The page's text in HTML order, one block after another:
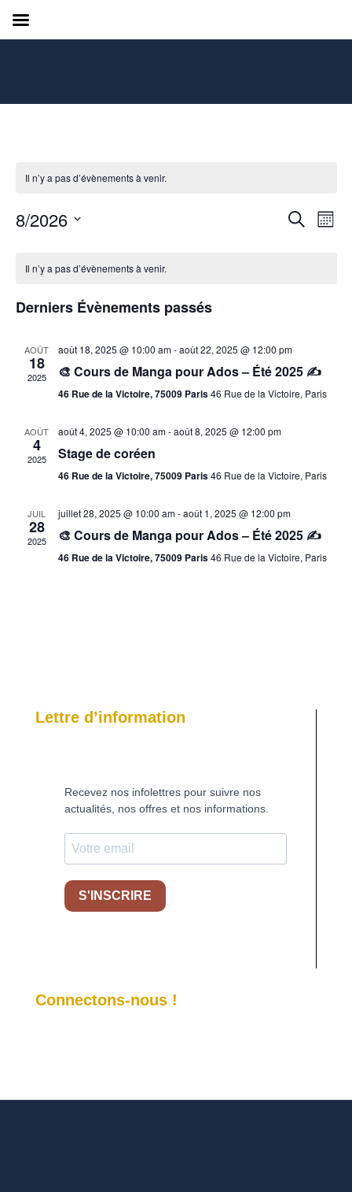
Il n’y a pas d’évènements à venir.
Recherche
de
Mois
8/2026
date.
de
Évènements
Il n’y a pas d’évènements à venir.
Derniers Évènements passés
AOÛT
18
2025
août 18, 2025 @ 10:00 am-août 22, 2025 @ 12:00 pm
🎨 Cours de Manga pour Ados – Été 2025 ✍️
46 Rue de la Victoire, 75009 Paris46 Rue de la Victoire, Paris
AOÛT
4
2025
août 4, 2025 @ 10:00 am-août 8, 2025 @ 12:00 pm
Stage de coréen
46 Rue de la Victoire, 75009 Paris46 Rue de la Victoire, Paris
JUIL
28
2025
juillet 28, 2025 @ 10:00 am-août 1, 2025 @ 12:00 pm
🎨 Cours de Manga pour Ados – Été 2025 ✍️
46 Rue de la Victoire, 75009 Paris46 Rue de la Victoire, Paris
Lettre d’information
Recevez nos infolettres pour suivre nos
actualités, nos offres et nos informations.
S'INSCRIRE
Connectons-nous !